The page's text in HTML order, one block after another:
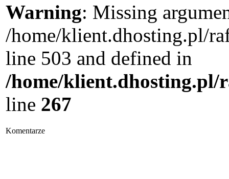
Warning: Missing
/home/klient.dhosting.pl/
line 503 and defined in
/home/klient.dhosting.pl/
line 267
Komentarze